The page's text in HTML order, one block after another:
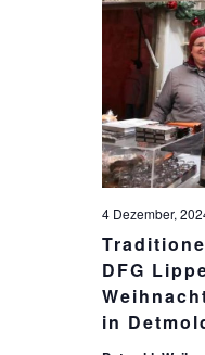
DFG
in
4 Dezember,